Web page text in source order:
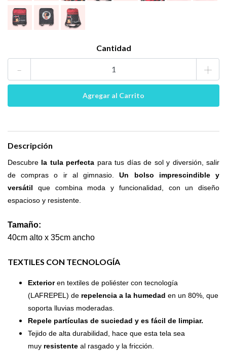
Cantidad
- +
Descripción
Descubre la tula perfecta para tus días de sol y diversión, salir
de compras o ir al gimnasio.Un bolso imprescindible y
versátil que combina moda y funcionalidad, con un diseño
espacioso y resistente.
Tamaño:
40cm alto x 35cm ancho
TEXTILES CON TECNOLOGÍA
Exterioren textiles de poliéster con tecnología
(LAFREPEL) de repelencia a la humedad en un 80%, que
soporta lluvias moderadas.
Repele partículas de suciedad y es fácil de limpiar.
Tejido de alta durabilidad, hace que esta tela sea
muy resistente al rasgado y la fricción.